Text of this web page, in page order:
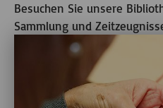
Besuchen Sie unsere
Sammlung und